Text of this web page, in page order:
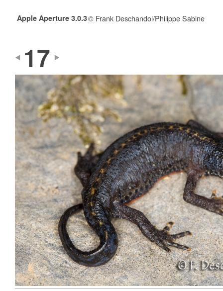
Apple Aperture 3.0.3© Frank Deschandol/Philippe Sabine
17